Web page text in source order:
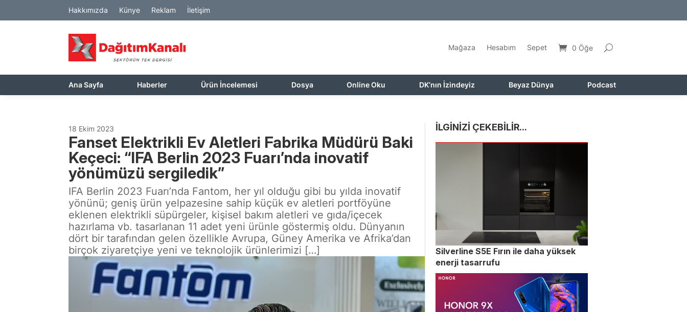
Hakkımızda Künye Reklam İletişim
Mağaza Hesabım Sepet 0 Öğe
Ana Sayfa Haberler Ürün İncelemesi Dosya Online Oku DK’nın İzindeyiz Beyaz Dünya Podcast
18 Ekim 2023
Fanset Elektrikli Ev Aletleri Fabrika Müdürü Baki
Keçeci: “IFA Berlin 2023 Fuarı’nda inovatif
yönümüzü sergiledik”
IFA Berlin 2023 Fuarı’nda Fantom, her yıl olduğu gibi bu yılda inovatif
yönünü; geniş ürün yelpazesine sahip küçük ev aletleri portföyüne
eklenen elektrikli süpürgeler, kişisel bakım aletleri ve gıda/içecek
hazırlama vb. tasarlanan 11 adet yeni ürünle göstermiş oldu. Dünyanın
dört bir tarafından gelen özellikle Avrupa, Güney Amerika ve Afrika’dan
birçok ziyaretçiye yeni ve teknolojik ürünlerimizi […]
İLGİNİZİ ÇEKEBİLİR...
Silverline S5E Fırın ile daha yüksek
enerji tasarrufu